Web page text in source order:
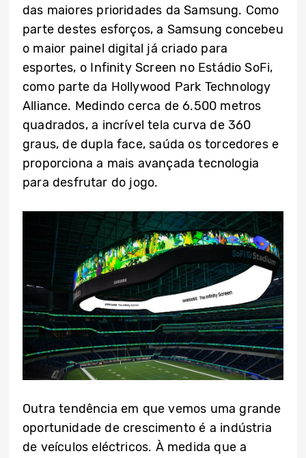
das maiores prioridades da Samsung. Como
parte destes esforços, a Samsung concebeu
o maior painel digital já criado para
esportes, o Infinity Screen no Estádio SoFi,
como parte da Hollywood Park Technology
Alliance. Medindo cerca de 6.500 metros
quadrados, a incrível tela curva de 360
graus, de dupla face, saúda os torcedores e
proporciona a mais avançada tecnologia
para desfrutar do jogo.
Outra tendência em que vemos uma grande
oportunidade de crescimento é a indústria
de veículos eléctricos. À medida que a